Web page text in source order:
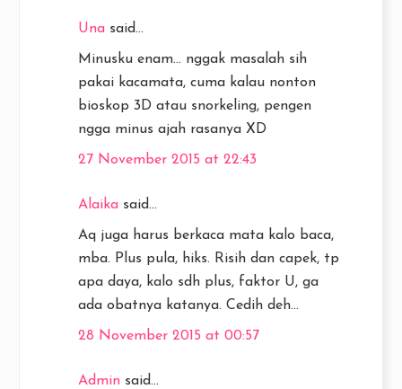
Una said...
Minusku enam... nggak masalah sih
pakai kacamata, cuma kalau nonton
bioskop 3D atau snorkeling, pengen
ngga minus ajah rasanya XD
27 November 2015 at 22:43
Alaika said...
Aq juga harus berkaca mata kalo baca,
mba. Plus pula, hiks. Risih dan capek, tp
apa daya, kalo sdh plus, faktor U, ga
ada obatnya katanya. Cedih deh...
28 November 2015 at 00:57
Admin said...